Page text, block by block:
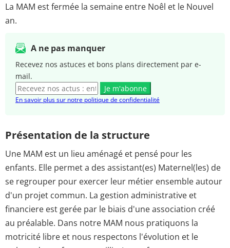
La MAM est fermée la semaine entre Noêl et le Nouvel
an.
A ne pas manquer
Recevez nos astuces et bons plans directement par e-
mail.
Je m'abonne
En savoir plus sur notre politique de confidentialité
Présentation de la structure
Une MAM est un lieu aménagé et pensé pour les
enfants. Elle permet a des assistant(es) Maternel(les) de
se regrouper pour exercer leur métier ensemble autour
d'un projet commun. La gestion administrative et
financiere est gerée par le biais d'une association créé
au préalable. Dans notre MAM nous pratiquons la
motricité libre et nous respectons l'évolution et le